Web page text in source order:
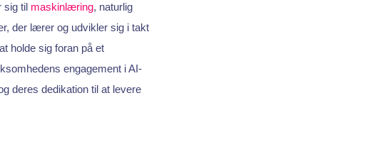
sig til maskinlæring, naturlig
der lærer og udvikler sig i takt
holde sig foran på et
engagement i AI-
deres dedikation til at levere